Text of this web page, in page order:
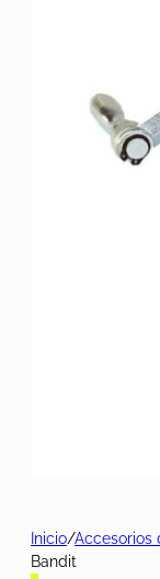
Inicio/Accesorios
Bandit